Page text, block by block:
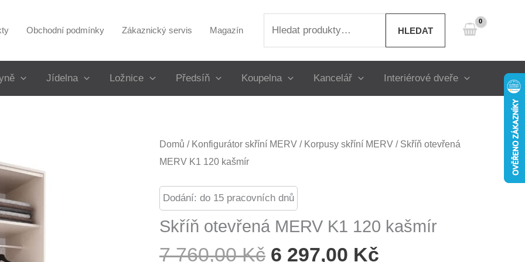
Obchodní podmínky Zákaznický servis Magazín HLEDAT
Jídelna Ložnice Předsíň Koupelna Kancelář Interiérové dveře
Domů / Konfigurátor skříní MERV / Korpusy skříní MERV / Skříň otevřená
MERV K1 120 kašmír
Dodání: do 15 pracovních dnů
Skříň otevřená MERV K1 120 kašmír
7 760,00Kč Původní
6 297,00 Kč